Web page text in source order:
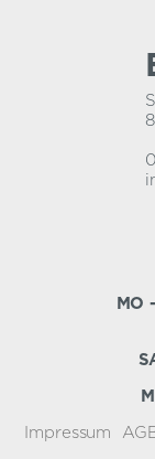
MO
MI
Impressum